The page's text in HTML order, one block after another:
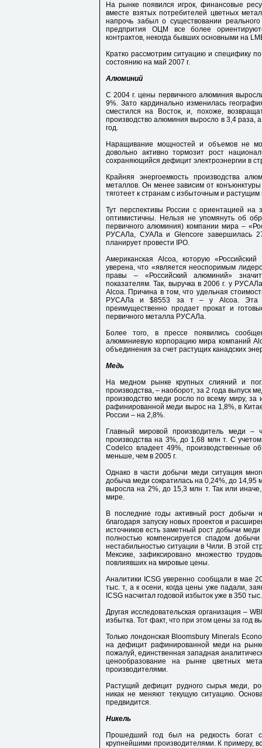
На рынке появился игрок, финансовые
вместе взятых потребителей цветных
напрочь забыл о существовании
предпрития ОЦМ все более
контрактов, некогда бывших основными на
Кратко рассмотрим ситуацию и специфику
состоянию на май 2007 г.
Алюминий
С 2004 г. цены первичного алюминия
9%. Зато кардинально изменилась
сместился на Восток, и, похоже,
производство алюминия выросло в 3,4
год.
Наращивание мощностей и объемов не
довольно активно тормозит рост
сохраняющийся дефицит электроэнергии в
Крайняя энергоемкость производства
металлов. Он менее зависим от
тяготеет к странам с избыточным и растущим
Тут перспективы России с ориентацией на
оптимистичны. Нельзя не упомянуть об
первичного алюминия) компании мира –
РУСАЛа, СУАЛа и Glencore завершилась
планирует провести IPO.
Американская Alcoa, которую
уверена, что «является неоспоримым
правы – «Российский алюминий»
показателям. Так, выручка в 2006 г. у
Alcoa. Причина в том, что удельная
РУСАЛа и $8553 за т – у Alcoa. Эта
преимущественно продает прокат и
первичного металла РУСАЛа.
Более того, в прессе появились
алюминиевую корпорацию мира компаний
объединения за счет растущих канадских
Медь
На медном рынке крупных слияний и
производства, – наоборот, за 2 года выпуск
производство меди росло по всему миру,
рафинированной меди вырос на 1,8%, в
России – на 2,8%.
Главный мировой производитель меди
производства на 3%, до 1,68 млн т. С
Codelco владеет 49%, производственные
меньше, чем в 2005 г.
Однако в части добычи меди ситуация
добыча меди сократилась на 0,24%, до
выросла на 2%, до 15,3 млн т. Так или
мире.
В последние годы активный рост добычи
благодаря запуску новых проектов и
источников есть заметный рост добычи
полностью компенсируется спадом
нестабильностью ситуации в Чили. В этой
Мексике, зафиксировано множество
повлиявших на мировые цены.
Аналитики ICSG уверенно сообщали в мае
тыс. т, а к осени, когда цены уже падали,
ICSG насчитал годовой избыток уже в 350
Другая исследовательская организация –
избытка. Тот факт, что при этом цены за год
Только лондонская Bloomsbury Minerals
на дефицит рафинированной меди на
пожалуй, единственная западная
ценообразование на рынке цветных
производителями.
Растущий дефицит рудного сырья меди,
никак не меняют текущую ситуацию.
предвидится.
Никель
Прошедший год был на редкость богат
крупнейшими производителями. К примеру,